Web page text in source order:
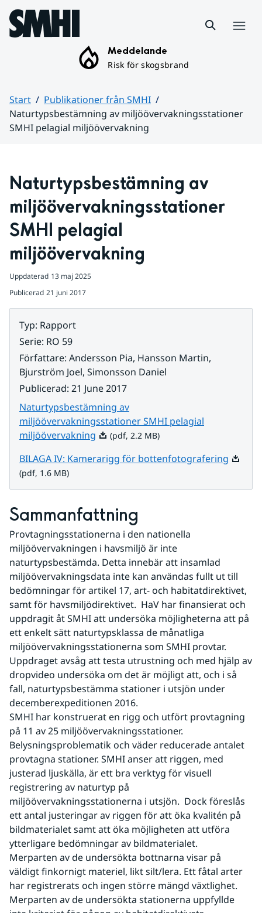
Hoppa till sidans innehåll
Meddelande
Risk för skogsbrand
Start
Publikationer från SMHI
Naturtypsbestämning av miljöövervakningsstationer
SMHI pelagial miljöövervakning
Naturtypsbestämning av
miljöövervakningsstationer
SMHI pelagial
miljöövervakning
Uppdaterad 13 maj 2025
Publicerad 21 juni 2017
Typ: Rapport
Serie: RO 59
Författare: Andersson Pia, Hansson Martin,
Bjurström Joel, Simonsson Daniel
Publicerad: 21 June 2017
Naturtypsbestämning av
miljöövervakningsstationer SMHI pelagial
miljöövervakning Pdf, 2.2 MB.
(pdf, 2.2 MB)
BILAGA IV: Kamerarigg för bottenfotografering Pdf,
(pdf, 1.6 MB)
Sammanfattning
Provtagningsstationerna i den nationella
miljöövervakningen i havsmiljö är inte
naturtypsbestämda. Detta innebär att insamlad
miljöövervakningsdata inte kan användas fullt ut till
bedömningar för artikel 17, art- och habitatdirektivet,
samt för havsmiljödirektivet.  HaV har finansierat och
uppdragit åt SMHI att undersöka möjligheterna att på
ett enkelt sätt naturtypsklassa de månatliga
miljöövervakningsstationerna som SMHI provtar.
Uppdraget avsåg att testa utrustning och med hjälp av
dropvideo undersöka om det är möjligt att, och i så
fall, naturtypsbestämma stationer i utsjön under
decemberexpeditionen 2016.
SMHI har konstruerat en rigg och utfört provtagning
på 11 av 25 miljöövervakningsstationer.
Belysningsproblematik och väder reducerade antalet
provtagna stationer. SMHI anser att riggen, med
justerad ljuskälla, är ett bra verktyg för visuell
registrering av naturtyp på
miljöövervakningsstationerna i utsjön.  Dock föreslås
ett antal justeringar av riggen för att öka kvalitén på
bildmaterialet samt att öka möjligheten att utföra
ytterligare bedömningar av bildmaterialet.
Merparten av de undersökta bottnarna visar på
väldigt finkornigt materiel, likt silt/lera. Ett fåtal arter
har registrerats och ingen större mängd växtlighet.
Merparten av de undersökta stationerna uppfyllde